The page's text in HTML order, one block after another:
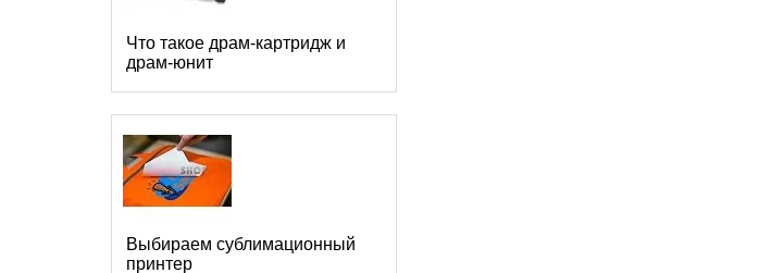
Что такое драм-картридж и
драм-юнит
Выбираем сублимационный
принтер